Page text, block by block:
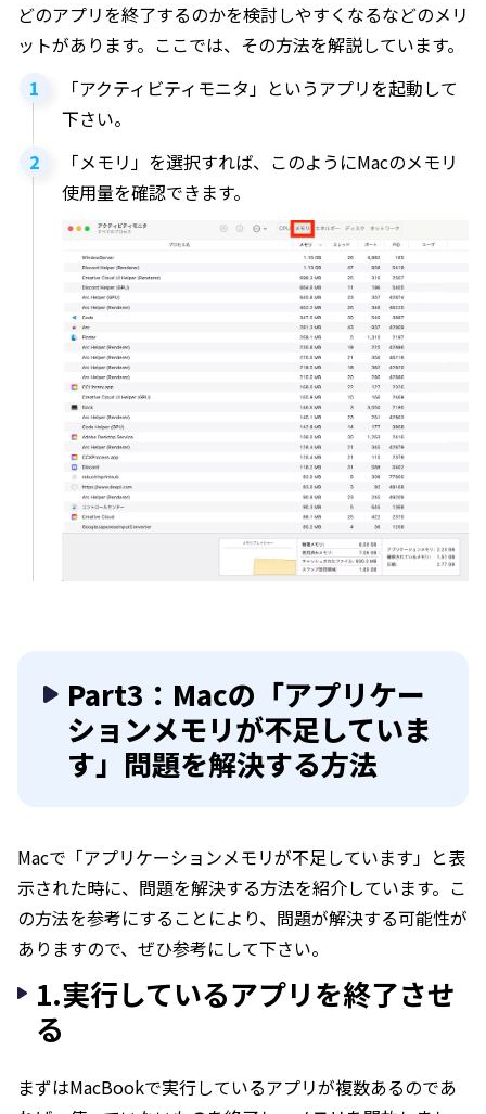
どのアプリを終了するのかを検討しやすくなるなどのメリ
ットがあります。ここでは、その方法を解説しています。
「アクティビティモニタ」というアプリを起動して
下さい。
「メモリ」を選択すれば、このようにMacのメモリ
使用量を確認できます。
Part3：Macの「アプリケー
ションメモリが不足していま
す」問題を解決する方法
Macで「アプリケーションメモリが不足しています」と表
示された時に、問題を解決する方法を紹介しています。こ
の方法を参考にすることにより、問題が解決する可能性が
ありますので、ぜひ参考にして下さい。
1.実行しているアプリを終了させ
る
まずはMacBookで実行しているアプリが複数あるのであ